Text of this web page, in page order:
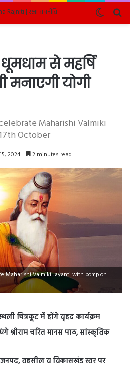
Switch
skin
से महर्षि
मनाएगी योगी
Maharishi Valmiki
October
2024 2 minutes read
Maharishi Valmiki Jayanti with pomp on
चित्रकूट में होंगे वृहद कार्यक्रम
श्रीराम चरित मानस पाठ, सांस्कृतिक
जनपद, तहसील व विकासखंड स्तर पर